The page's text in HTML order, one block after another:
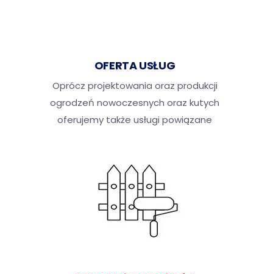
OFERTA USŁUG
Oprócz projektowania oraz produkcji
ogrodzeń nowoczesnych oraz kutych
oferujemy także usługi powiązane